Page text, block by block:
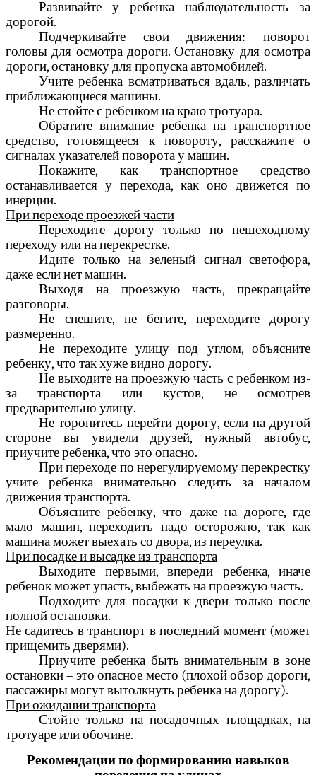
Развивайте у ребенка наблюдательность за
дорогой.
Подчеркивайте свои движения: поворот
головы для осмотра дороги. Остановку для осмотра
дороги, остановку для пропуска автомобилей.
Учите ребенка всматриваться вдаль, различать
приближающиеся машины.
Не стойте с ребенком на краю тротуара.
Обратите внимание ребенка на транспортное
средство, готовящееся к повороту, расскажите о
сигналах указателей поворота у машин.
Покажите, как транспортное средство
останавливается у перехода, как оно движется по
инерции.
При переходе проезжей части
Переходите дорогу только по пешеходному
переходу или на перекрестке.
Идите только на зеленый сигнал светофора,
даже если нет машин.
Выходя на проезжую часть, прекращайте
разговоры.
Не спешите, не бегите, переходите дорогу
размеренно.
Не переходите улицу под углом, объясните
ребенку, что так хуже видно дорогу.
Не выходите на проезжую часть с ребенком из-
за транспорта или кустов, не осмотрев
предварительно улицу.
Не торопитесь перейти дорогу, если на другой
стороне вы увидели друзей, нужный автобус,
приучите ребенка, что это опасно.
При переходе по нерегулируемому перекрестку
учите ребенка внимательно следить за началом
движения транспорта.
Объясните ребенку, что даже на дороге, где
мало машин, переходить надо осторожно, так как
машина может выехать со двора, из переулка.
При посадке и высадке из транспорта
Выходите первыми, впереди ребенка, иначе
ребенок может упасть, выбежать на проезжую часть.
Подходите для посадки к двери только после
полной остановки.
Не садитесь в транспорт в последний момент (может
прищемить дверями).
Приучите ребенка быть внимательным в зоне
остановки – это опасное место (плохой обзор дороги,
пассажиры могут вытолкнуть ребенка на дорогу).
При ожидании транспорта
Стойте только на посадочных площадках, на
тротуаре или обочине.
Рекомендации по формированию навыков